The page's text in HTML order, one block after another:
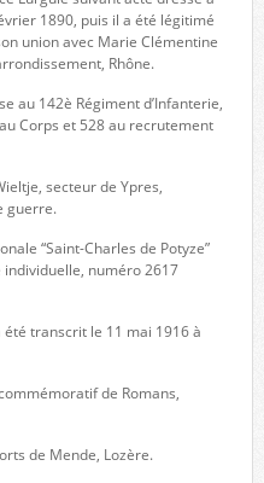
1890, puis il a été légitimé
union avec Marie Clémentine
Rhône.
au 142è Régiment d’Infanterie,
Corps et 528 au recrutement
secteur de Ypres,
guerre.
“Saint-Charles de Potyze”
individuelle, numéro 2617
été transcrit le 11 mai 1916 à
de Romans,
de Mende, Lozère.